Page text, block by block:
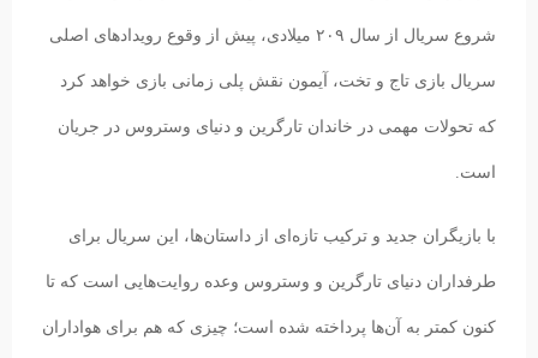
شروع سریال از سال ۲۰۹ میلادی، پیش از وقوع رویدادهای اصلی
سریال بازی تاج و تخت، آیمون نقش پلی زمانی بازی خواهد کرد
که تحولات مهمی در خاندان تارگرین و دنیای وستروس در جریان
است.
با بازیگران جدید و ترکیب تازه‌ای از داستان‌ها، این سریال برای
طرفداران دنیای تارگرین و وستروس وعده روایت‌هایی است که تا
کنون کمتر به آن‌ها پرداخته شده است؛ چیزی که هم برای هواداران